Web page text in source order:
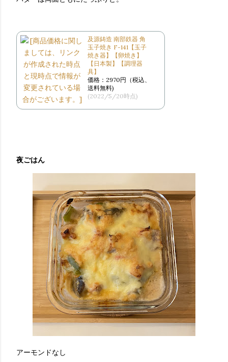
及源鋳造 南部鉄器 角
玉子焼き F-141【玉子
焼き器】【卵焼き】
【日本製】【調理器
具】
価格：2970円（税込、
送料無料)
(2022/5/20時点)
夜ごはん
アーモンドなし